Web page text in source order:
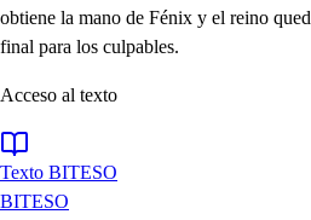
obtiene la mano de Fénix y el reino
final para los culpables.
Acceso al texto
Texto BITESO
BITESO